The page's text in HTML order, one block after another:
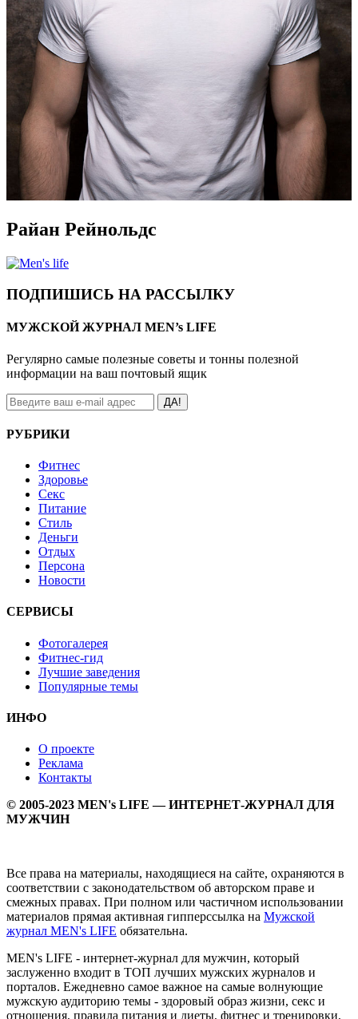
Райан Рейнольдс
ПОДПИШИСЬ НА РАССЫЛКУ
МУЖСКОЙ ЖУРНАЛ MEN’s LIFE
Регулярно самые полезные советы и тонны полезной
информации на ваш почтовый ящик
ДА!
РУБРИКИ
Фитнес
Здоровье
Секс
Питание
Стиль
Деньги
Отдых
Персона
Новости
СЕРВИСЫ
Фотогалерея
Фитнес-гид
Лучшие заведения
Популярные темы
ИНФО
О проекте
Реклама
Контакты
© 2005-2023 MEN's LIFE — ИНТЕРНЕТ-ЖУРНАЛ ДЛЯ
МУЖЧИН
Все права на материалы, находящиеся на сайте, охраняются в
соответствии с законодательством об авторском праве и
смежных правах. При полном или частичном использовании
материалов прямая активная гипперссылка на Мужской
журнал MEN's LIFE обязательна.
MEN's LIFE - интернет-журнал для мужчин, который
заслуженно входит в ТОП лучших мужских журналов и
порталов. Ежедневно самое важное на самые волнующие
мужскую аудиторию темы - здоровый образ жизни, секс и
отношения, правила питания и диеты, фитнес и тренировки,